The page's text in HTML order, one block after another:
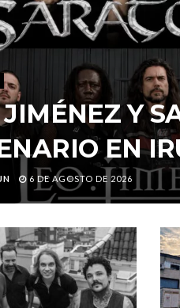
JIMÉNEZ Y
EN
6 DE AGOSTO DE 2026